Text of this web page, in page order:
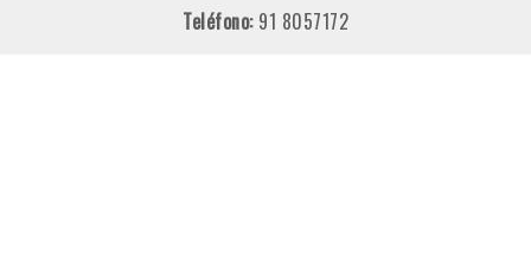
Teléfono: 91 8057172